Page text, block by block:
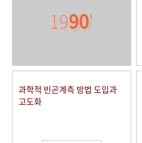
1990'
과학적 빈곤계측 방법 도입과
고도화